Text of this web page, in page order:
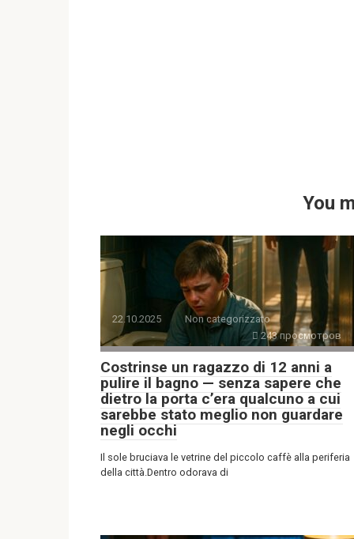
You
22.10.2025
Non categorizzato
243 просмотров
Costrinse un ragazzo di 12 anni a
pulire il bagno — senza sapere che
dietro la porta c’era qualcuno a cui
sarebbe stato meglio non guardare
negli occhi
Il sole bruciava le vetrine del piccolo caffè alla periferia
della città.Dentro odorava di